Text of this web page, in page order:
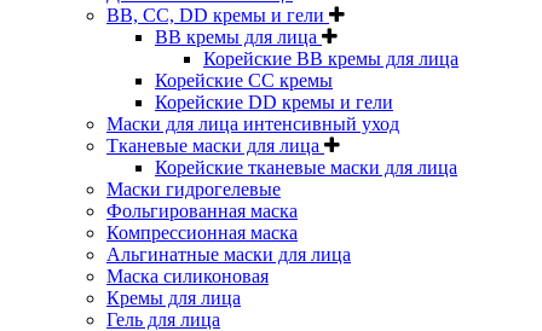
BB, CC, DD кремы и гели
BB кремы для лица
Корейские BB кремы для лица
Корейские CC кремы
Корейские DD кремы и гели
Маски для лица интенсивный уход
Тканевые маски для лица
Корейские тканевые маски для лица
Маски гидрогелевые
Фольгированная маска
Компрессионная маска
Альгинатные маски для лица
Маска силиконовая
Кремы для лица
Гель для лица